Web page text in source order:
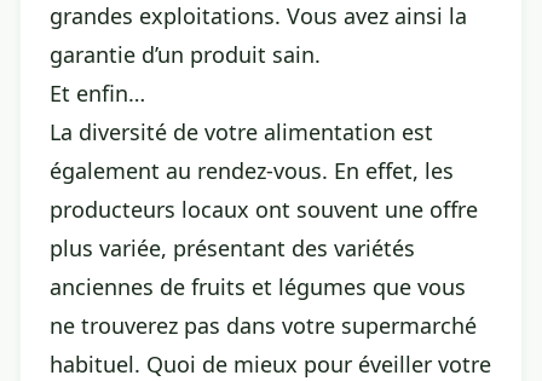
grandes exploitations. Vous avez ainsi la
garantie d’un produit sain.
Et enfin…
La diversité de votre alimentation est
également au rendez-vous. En effet, les
producteurs locaux ont souvent une offre
plus variée, présentant des variétés
anciennes de fruits et légumes que vous
ne trouverez pas dans votre supermarché
habituel. Quoi de mieux pour éveiller votre